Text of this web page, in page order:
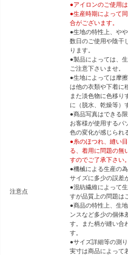
注意点
●アイロンのご使用
●生産時期によって
合がございます。
●生地の特性上、や
数日のご使用や陰干
ります。
●製品によっては、
ご注意下さいませ。
●生地によっては摩
は他の衣類や下着に
また淡色物に色移り
に（脱水、乾燥等）
●商品写真はできる
お客様が使用するパ
色の変化が感じられ
●糸のほつれ、縫い
る、着用に問題の無
すのでご了承下さい。
●機械による生産の
サイズに多少の誤差
●混紡繊維によって
すが品質上の問題は
●商品の特性上、生
ンスなど多少の個体
す。また柄が縫い合
す。
●サイズ詳細等の測
実寸は商品によって